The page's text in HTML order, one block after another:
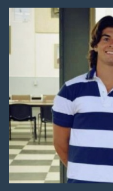
wegadesk-
gorup-
paul.jpg